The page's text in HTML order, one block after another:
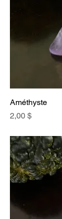
Améthyste
Prix
2,00 $